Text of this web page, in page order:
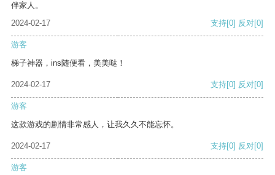
伴家人。
2024-02-17
支持[0] 反对[0]
游客
梯子神器，ins随便看，美美哒！
2024-02-17 支持[0] 反对[0]
游客
这款游戏的剧情非常感人，让我久久不能忘怀。
2024-02-17 支持[0] 反对[0]
游客